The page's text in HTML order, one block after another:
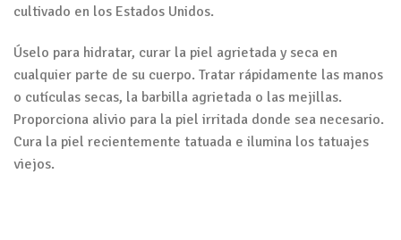
cultivado en los Estados Unidos.
Úselo para hidratar, curar la piel agrietada y seca en
cualquier parte de su cuerpo. Tratar rápidamente las manos
o cutículas secas, la barbilla agrietada o las mejillas.
Proporciona alivio para la piel irritada donde sea necesario.
Cura la piel recientemente tatuada e ilumina los tatuajes
viejos.